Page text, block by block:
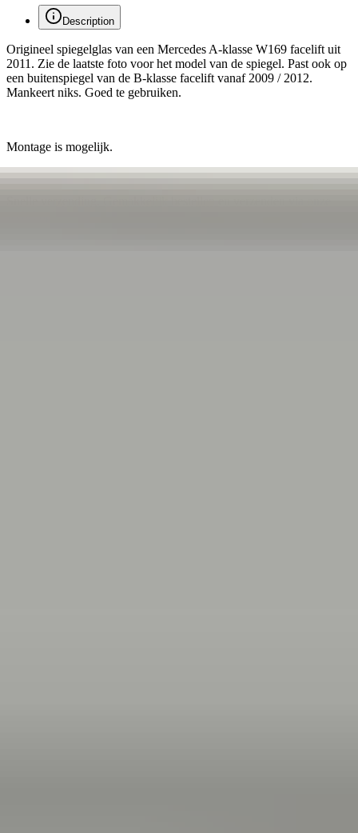
Description
Origineel spiegelglas van een Mercedes A-klasse W169 facelift uit
2011. Zie de laatste foto voor het model van de spiegel. Past ook op
een buitenspiegel van de B-klasse facelift vanaf 2009 / 2012.
Mankeert niks. Goed te gebruiken.
Montage is mogelijk.